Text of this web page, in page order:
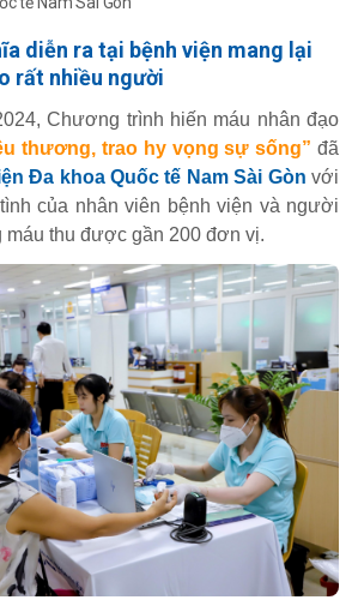
diễn ra tại bệnh viện mang lại
rất nhiều người
Chương trình hiến máu nhân đạo
thương, trao hy vọng sự sống” đã
Đa khoa Quốc tế Nam Sài Gòn với
của nhân viên bệnh viện và người
thu được gần 200 đơn vị.